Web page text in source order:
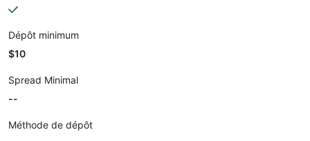
Dépôt minimum
$10
Spread Minimal
--
Méthode de dépôt